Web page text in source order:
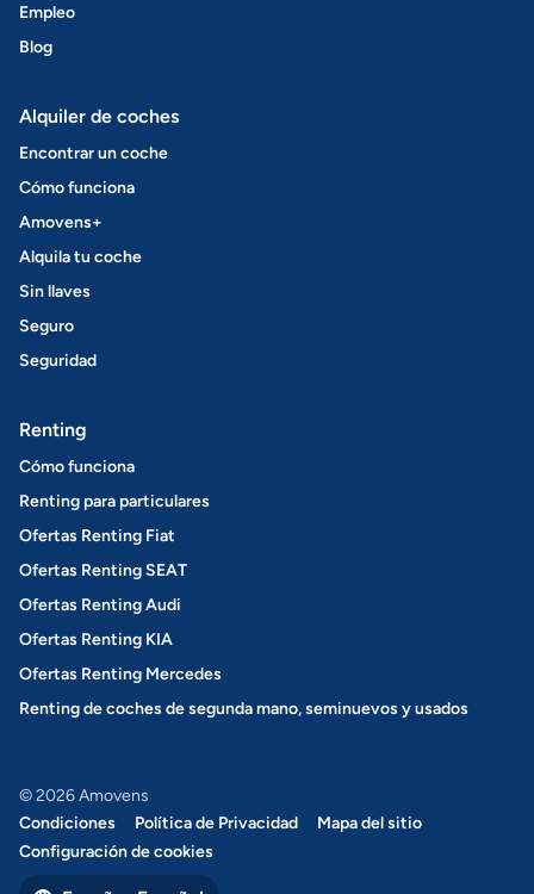
Empleo
Blog
Alquiler de coches
Encontrar un coche
Cómo funciona
Amovens+
Alquila tu coche
Sin llaves
Seguro
Seguridad
Renting
Cómo funciona
Renting para particulares
Ofertas Renting Fiat
Ofertas Renting SEAT
Ofertas Renting Audi
Ofertas Renting KIA
Ofertas Renting Mercedes
Renting de coches de segunda mano, seminuevos y usados
© 2026 Amovens
Condiciones
Política de Privacidad
Mapa del sitio
Configuración de cookies